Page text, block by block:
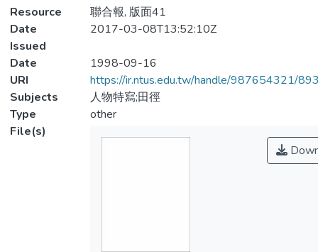
Resource
聯合報, 版面41
Date
Issued
2017-03-08T13:52:10Z
Date
1998-09-16
URI
https://ir.ntus.edu.tw/handle/987654321/
Subjects
人物特寫;田徑
Type
other
File(s)